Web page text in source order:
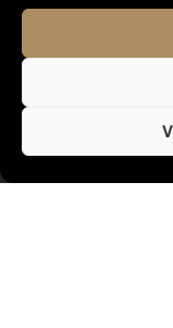
Institut
IPI Code de